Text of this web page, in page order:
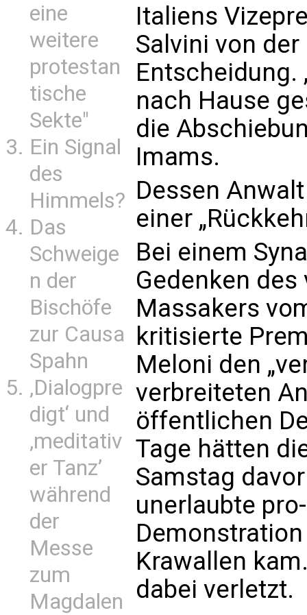
eine
weitere
protestan
tische
Sekte"
Ein Signal
des
Himmels?
Das
Schweige
n der
Bischöfe
zur Causa
Spahn
‚Dialogpre
digt‘ und
‚meditativ
er Tanz’
während
der
Messe
zum
Magdalen
Italiens
Salvini von
Entscheidung.
nach Hause
die
Imams.
Dessen
einer
Bei einem
Gedenken
Massakers
kritisierte
Meloni den
verbreiteten
öffentlichen
Tage hätten
Samstag
unerlaubte
Krawallen
dabei verletzt.